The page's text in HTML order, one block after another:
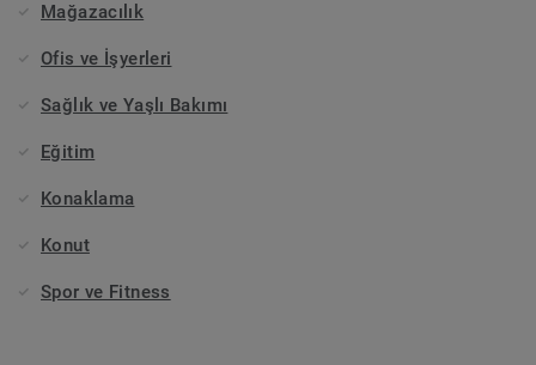
Mağazacılık
Ofis ve İşyerleri
Sağlık ve Yaşlı Bakımı
Eğitim
Konaklama
Konut
Spor ve Fitness